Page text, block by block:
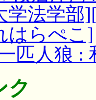
学法学
はらぺこ]
匹人狼 :
ク